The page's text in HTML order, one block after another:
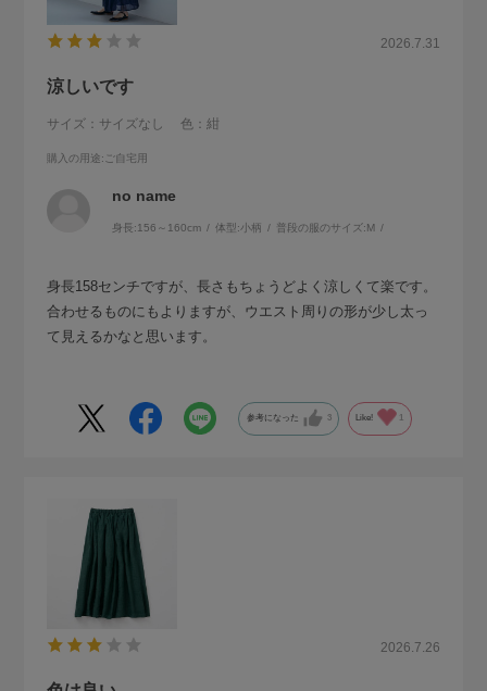
2026.7.31
涼しいです
サイズ：サイズなし 色：紺
購入の用途:ご自宅用
no name
身長:156～160cm 体型:小柄 普段の服のサイズ:M
身長158センチですが、長さもちょうどよく涼しくて楽です。
合わせるものにもよりますが、ウエスト周りの形が少し太っ
て見えるかなと思います。
参考になった 3 Like! 1
2026.7.26